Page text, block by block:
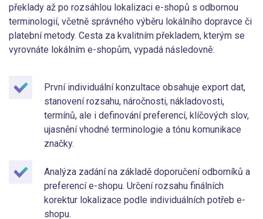
překlady až po rozsáhlou lokalizaci e-shopů s odbornou
terminologií, včetně správného výběru lokálního dopravce či
platební metody. Cesta za kvalitním překladem, kterým se
vyrovnáte lokálním e-shopům, vypadá následovně:
První individuální konzultace obsahuje export dat,
stanovení rozsahu, náročnosti, nákladovosti,
termínů, ale i definování preferencí, klíčových slov,
ujasnění vhodné terminologie a tónu komunikace
značky.
Analýza zadání na základě doporučení odborníků a
preferencí e-shopu. Určení rozsahu finálních
korektur lokalizace podle individuálních potřeb e-
shopu.